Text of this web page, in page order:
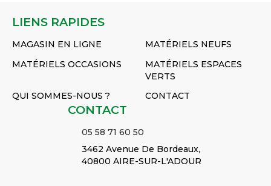
LIENS RAPIDES
MAGASIN EN LIGNE
MATÉRIELS NEUFS
MATÉRIELS OCCASIONS
MATÉRIELS ESPACES
VERTS
QUI SOMMES-NOUS ?
CONTACT
CONTACT
05 58 71 60 50
3462 Avenue De Bordeaux,
40800 AIRE-SUR-L'ADOUR